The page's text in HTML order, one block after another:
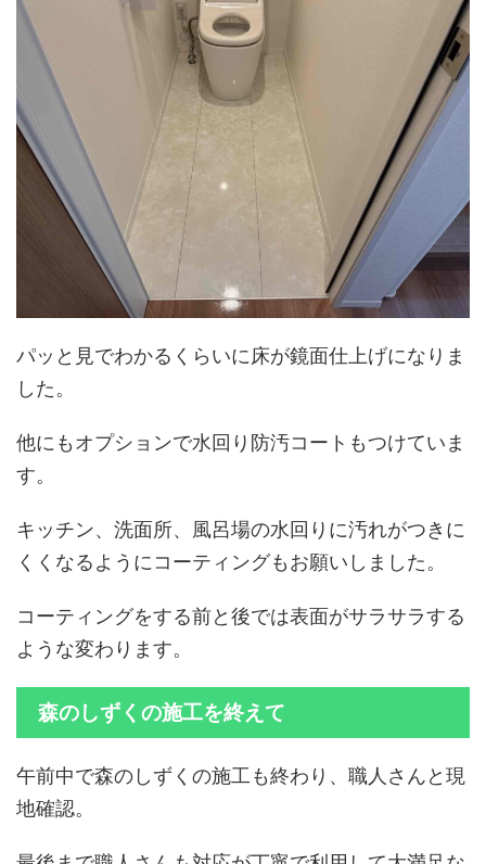
パッと見でわかるくらいに床が鏡面仕上げになりま
した。
他にもオプションで水回り防汚コートもつけていま
す。
キッチン、洗面所、風呂場の水回りに汚れがつきに
くくなるようにコーティングもお願いしました。
コーティングをする前と後では表面がサラサラする
ような変わります。
森のしずくの施工を終えて
午前中で森のしずくの施工も終わり、職人さんと現
地確認。